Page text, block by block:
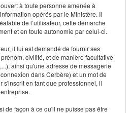
à toute personne amenée à
opérés par le Ministère. Il
de l’utilisateur, cette démarche
et en toute autonomie par celui-ci.
il lui est demandé de fournir ses
civilité, et de manière facultative
ainsi qu'une adresse de messagerie
dans Cerbère) et un mot de
s'inscrit en tant que professionnel, il
de façon à ce qu'il ne puisse pas être